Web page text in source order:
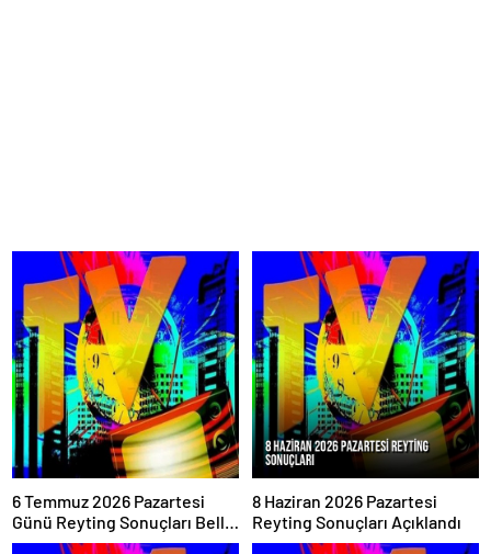
6 Temmuz 2026 Pazartesi
Günü Reyting Sonuçları Belli
Oldu
8 Haziran 2026 Pazartesi
Reyting Sonuçları Açıklandı